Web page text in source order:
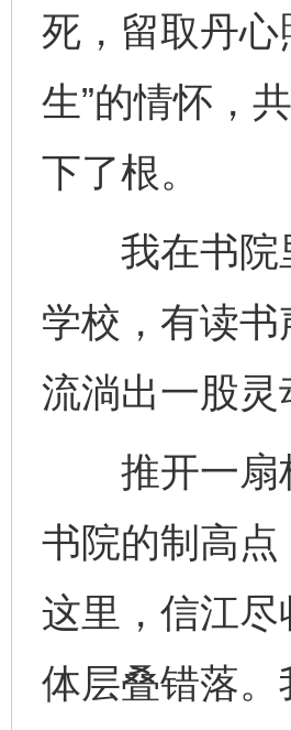
死，留取丹心
生”的情怀，
下了根。
我在书院里
学校，有读
流淌出一股灵
推开一扇杉
书院的制高
这里，信江
体层叠错落